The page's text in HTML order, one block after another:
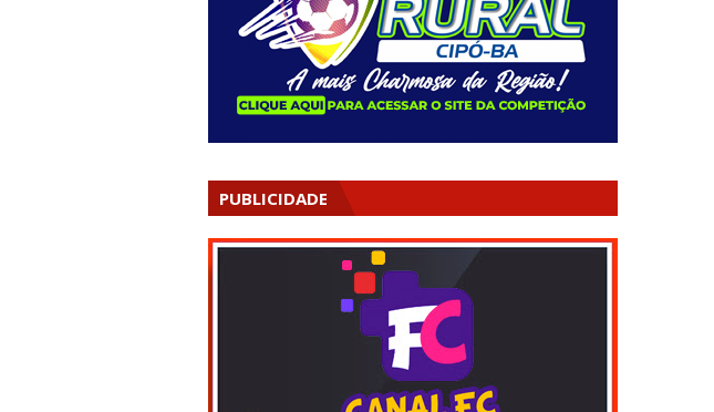
PUBLICIDADE